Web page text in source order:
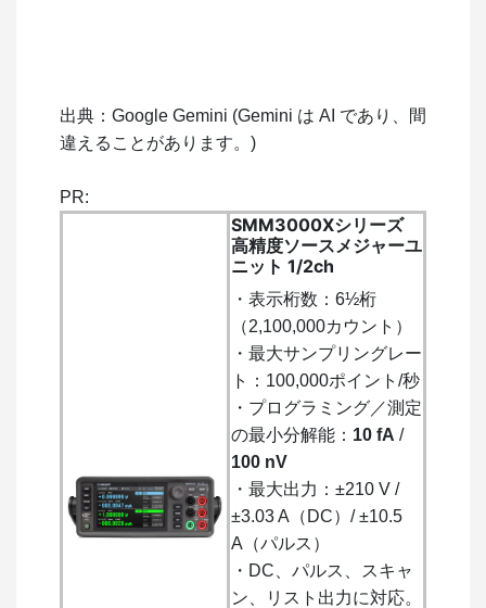
出典：Google Gemini (Gemini は AI であり、間
違えることがあります。)
PR:
SMM3000Xシリーズ
高精度ソースメジャーユ
ニット 1/2ch
・表示桁数：6½桁
（2,100,000カウント）
・最大サンプリングレー
ト：100,000ポイント/秒
・プログラミング／測定
の最小分解能： 10 fA /
100 nV
・最大出力：±210 V /
±3.03 A（DC）/ ±10.5
A（パルス）
・DC、パルス、スキャ
ン、リスト出力に対応。